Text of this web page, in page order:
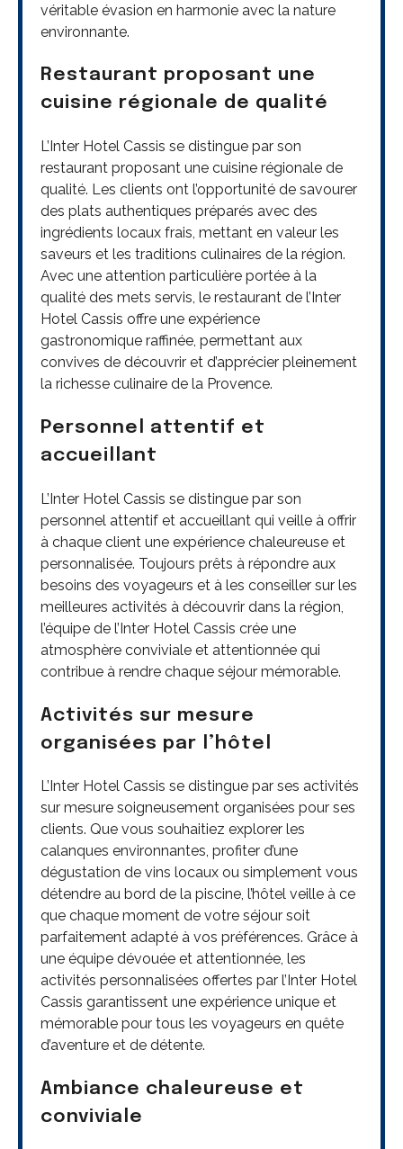
véritable évasion en harmonie avec la nature
environnante.
Restaurant proposant une
cuisine régionale de qualité
L’Inter Hotel Cassis se distingue par son
restaurant proposant une cuisine régionale de
qualité. Les clients ont l’opportunité de savourer
des plats authentiques préparés avec des
ingrédients locaux frais, mettant en valeur les
saveurs et les traditions culinaires de la région.
Avec une attention particulière portée à la
qualité des mets servis, le restaurant de l’Inter
Hotel Cassis offre une expérience
gastronomique raffinée, permettant aux
convives de découvrir et d’apprécier pleinement
la richesse culinaire de la Provence.
Personnel attentif et
accueillant
L’Inter Hotel Cassis se distingue par son
personnel attentif et accueillant qui veille à offrir
à chaque client une expérience chaleureuse et
personnalisée. Toujours prêts à répondre aux
besoins des voyageurs et à les conseiller sur les
meilleures activités à découvrir dans la région,
l’équipe de l’Inter Hotel Cassis crée une
atmosphère conviviale et attentionnée qui
contribue à rendre chaque séjour mémorable.
Activités sur mesure
organisées par l’hôtel
L’Inter Hotel Cassis se distingue par ses activités
sur mesure soigneusement organisées pour ses
clients. Que vous souhaitiez explorer les
calanques environnantes, profiter d’une
dégustation de vins locaux ou simplement vous
détendre au bord de la piscine, l’hôtel veille à ce
que chaque moment de votre séjour soit
parfaitement adapté à vos préférences. Grâce à
une équipe dévouée et attentionnée, les
activités personnalisées offertes par l’Inter Hotel
Cassis garantissent une expérience unique et
mémorable pour tous les voyageurs en quête
d’aventure et de détente.
Ambiance chaleureuse et
conviviale